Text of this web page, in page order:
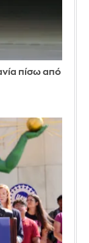
πίσω από